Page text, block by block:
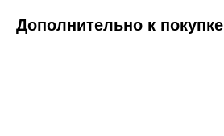
Дополнительно к покупке